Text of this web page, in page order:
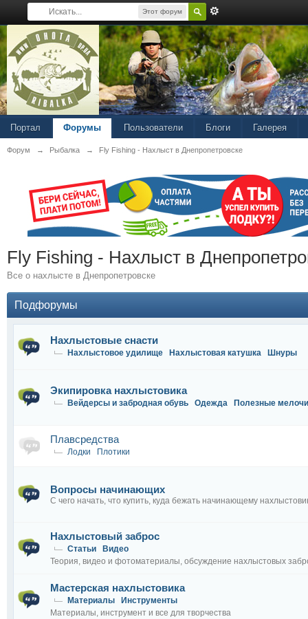
Этот форум
Портал Форумы Пользователи Блоги Галерея
Форум → Рыбалка → Fly Fishing - Нахлыст в Днепропетровске
Fly Fishing - Нахлыст в
Все о нахлысте в Днепропетровске
Подфорумы
Нахлыстовые снасти
Нахлыстовое удилище Нахлыстовая катушка Шнуры
Экипировка нахлыстовика
Вейдерсы и забродная обувь Одежда Полезные мелочи
Плавсредства
Лодки Плотики
Вопросы начинающих
С чего начать, что купить, куда бежать начинающему
Нахлыстовый заброс
Статьи
Видео
Теория, видео и фотоматериалы, обсуждение нахлыстовых
Мастерская нахлыстовика
Материалы
Инструменты
Материалы, инструмент и все для творчества